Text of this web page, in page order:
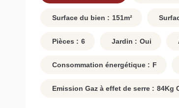
Surface du bien : 151m²
Pièces : 6 Jardin : Oui
Consommation énergétique : F
Emission Gaz à effet de serre : 84Kg